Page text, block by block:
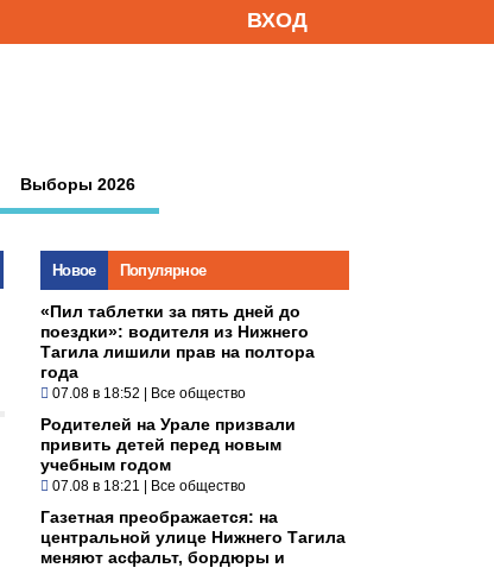
ВХОД
Выборы 2026
Новое Популярное
«Пил таблетки за пять дней до
поездки»: водителя из Нижнего
Тагила лишили прав на полтора
года
07.08 в 18:52 | Все общество
Родителей на Урале призвали
привить детей перед новым
учебным годом
07.08 в 18:21 | Все общество
Газетная преображается: на
центральной улице Нижнего Тагила
меняют асфальт, бордюры и